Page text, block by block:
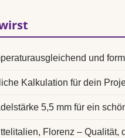
und
Kalkulation für dein
5,5 mm für ein
Florenz – Qualität,